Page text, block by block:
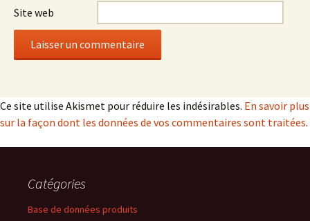
Site web
Ce site utilise Akismet pour réduire les indésirables. En savoir plus
sur la façon dont les données de vos commentaires sont traitées.
Catégories
Base de données produits